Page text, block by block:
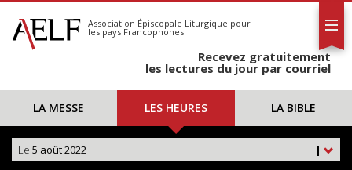
S'abonner
Calendrier
Association Épiscopale Liturgique pour
les pays Francophones
Recevez gratuitement
les lectures du jour par courriel
LA MESSE LES HEURES LA BIBLE
|
Le 5 août 2022